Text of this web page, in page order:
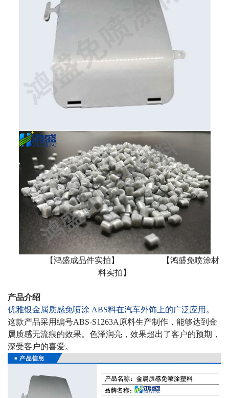
【鸿盛成品件实拍】
【鸿盛免喷涂材
料实拍】
产品介绍
优雅银金属质感免喷涂 ABS料在汽车外饰 上的广泛应用 。
这款产品采用编号ABS-S1263A 原料生产制作，能够达到金
属质感无流痕的效果。色泽润亮，效果超出了客户的预期，
深受客户的喜爱。